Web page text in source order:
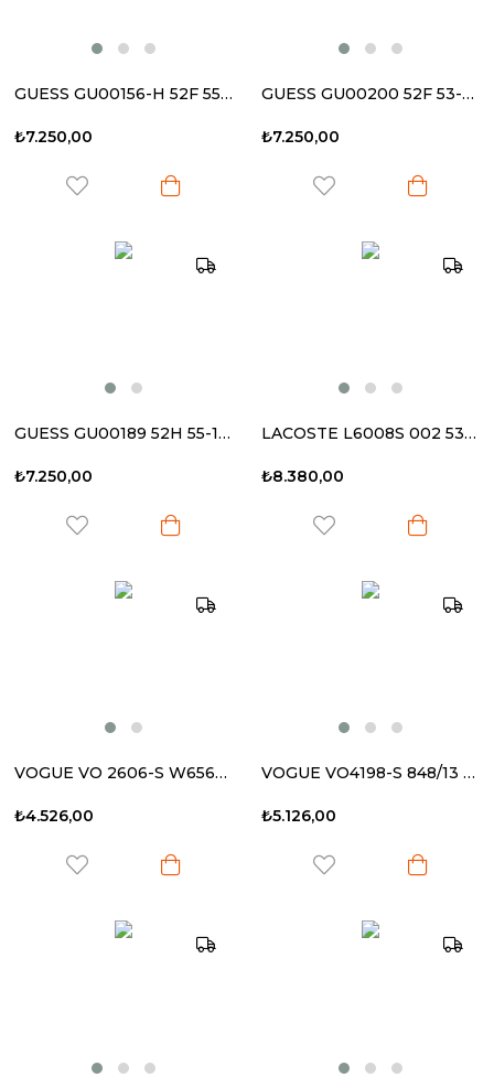
GUESS GU00156-H 52F 55-16 140 Kadın Güneş Gözlüğü
₺7.250,00
GUESS GU00200 52F 53-18 140 Kadın Güneş Gözlüğü
₺7.250,00
GUESS GU00189 52H 55-17 140 Kadın Güneş Gözlüğü
₺7.250,00
LACOSTE L6008S 002 53-19 145 Kadın Güneş Gözlüğü
₺8.380,00
VOGUE VO 2606-S W656T5 55-15 135 Kadın Güneş Gözlüğü
₺4.526,00
VOGUE VO4198-S 848/13 58-16 140 Kadın Güneş Gözlüğü
₺5.126,00